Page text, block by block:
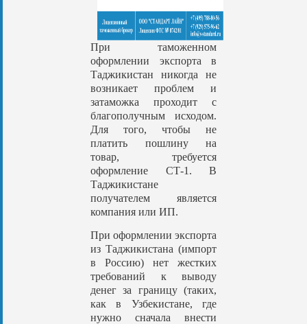
При таможенном
оформлении экспорта в
Таджикистан никогда не
возникает проблем и
затаможка проходит с
благополучным исходом.
Для того, чтобы не
платить пошлину на
товар, требуется
оформление СТ-1. В
Таджикистане
получателем является
компания или ИП.
При оформлении экспорта
из Таджикистана (импорт
в Россию) нет жестких
требований к выводу
денег за границу (таких,
как в Узбекистане, где
нужно сначала внести